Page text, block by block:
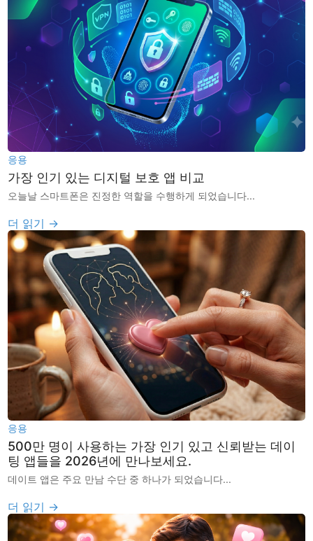
응용
가장 인기 있는 디지털 보호 앱 비교
오늘날 스마트폰은 진정한 역할을 수행하게 되었습니다...
더 읽기 →
응용
500만 명이 사용하는 가장 인기 있고 신뢰받는 데이
팅 앱들을 2026년에 만나보세요.
데이트 앱은 주요 만남 수단 중 하나가 되었습니다...
더 읽기 →